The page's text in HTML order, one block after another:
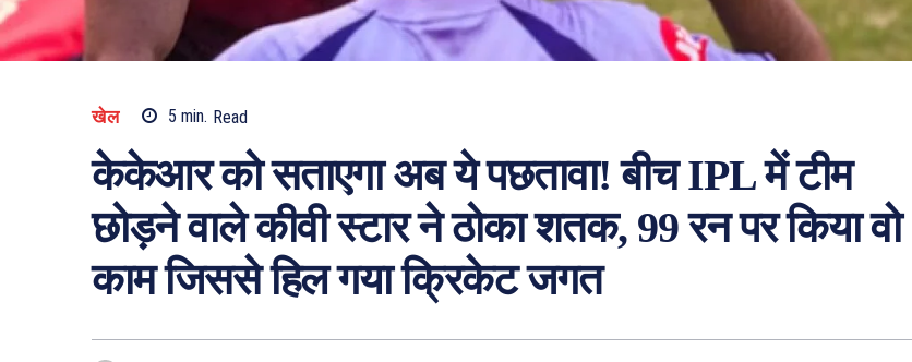
खेल 5 min. Read
केकेआर को सताएगा अब ये पछतावा! बीच IPL में टीम
छोड़ने वाले कीवी स्टार ने ठोका शतक, 99 रन पर किया वो
काम जिससे हिल गया क्रिकेट जगत